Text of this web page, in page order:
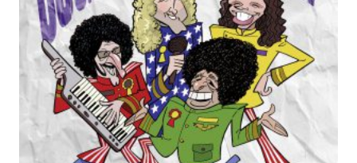
3xTe
Interviste
Playlist
Novità
Subasio Playlist